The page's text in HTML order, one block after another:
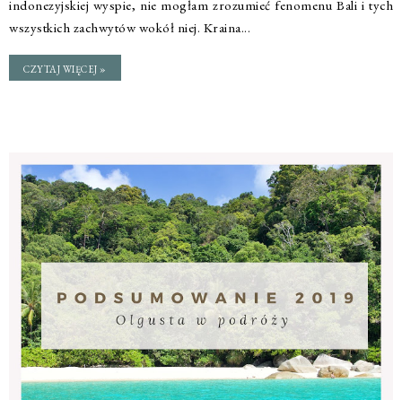
indonezyjskiej wyspie, nie mogłam zrozumieć fenomenu Bali i tych
wszystkich zachwytów wokół niej. Kraina...
CZYTAJ WIĘCEJ »